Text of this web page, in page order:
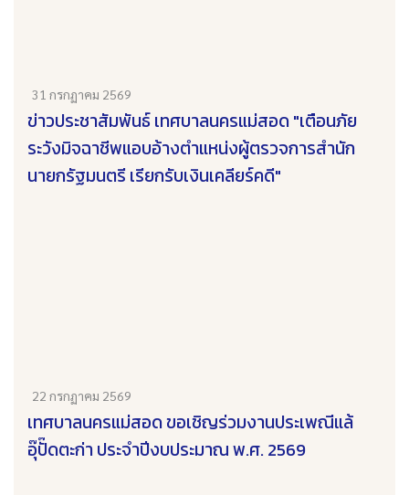
31 กรกฏาคม 2569
ข่าวประชาสัมพันธ์ เทศบาลนครแม่สอด "เตือนภัย
ระวังมิจฉาชีพแอบอ้างตำแหน่งผู้ตรวจการสำนัก
นายกรัฐมนตรี เรียกรับเงินเคลียร์คดี"
22 กรกฏาคม 2569
เทศบาลนครแม่สอด ขอเชิญร่วมงานประเพณีแล้
อุ๊ปั๊ดตะก่า ประจำปีงบประมาณ พ.ศ. 2569